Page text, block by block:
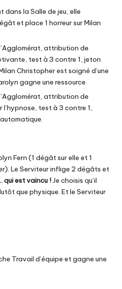
dans la Salle de jeu, elle
et place 1 horreur sur Milan
attribution de
test à 3 contre 1, jeton
Christopher est soigné d’une
gagne une ressource.
attribution de
l’hypnose, test à 3 contre 1,
Fern (1 dégât sur elle et 1
Le Serviteur inflige 2 dégâts et
qui est vaincu ! Je choisis qu’il
que physique. Et le Serviteur
Travail d’équipe et gagne une